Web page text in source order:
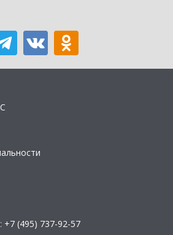
+7 (495) 737-92-57